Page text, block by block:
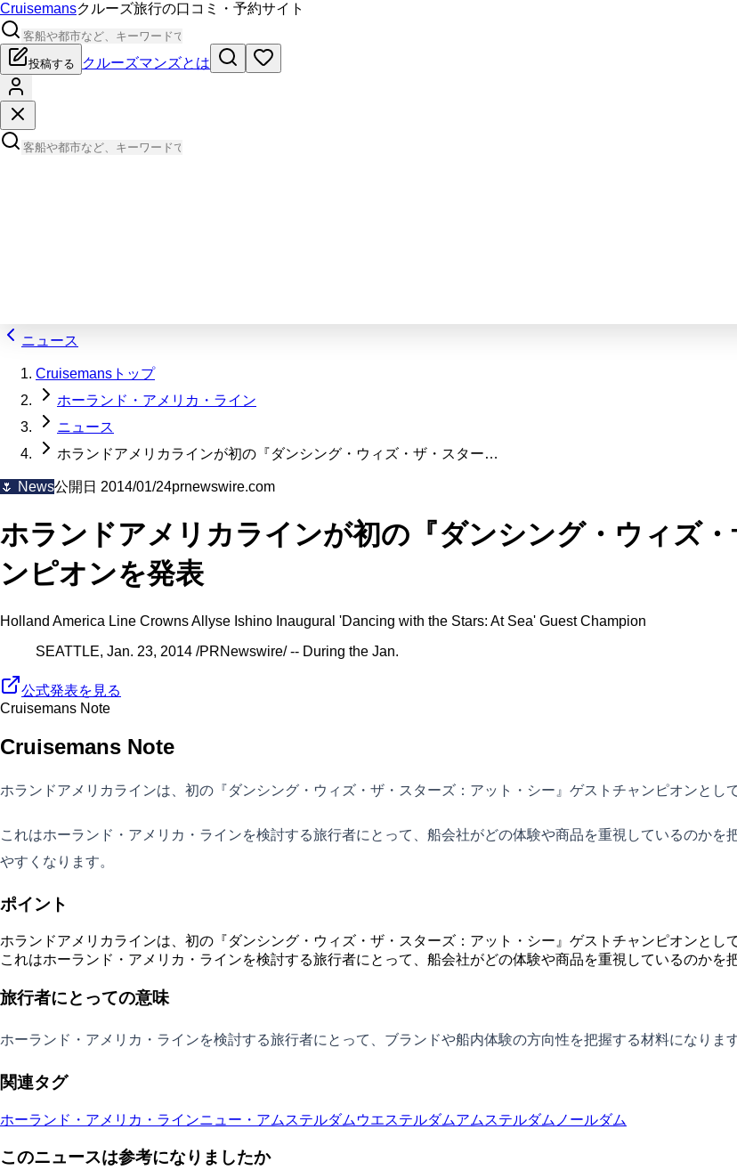
Cruisemansクルーズ旅行の口コミ・予約サイト
投稿する クルーズマンズとは
ニュース
Cruisemansトップ
ホーランド・アメリカ・ライン
ニュース
ホランドアメリカラインが初の『ダンシング・ウィズ・ザ・スター…
🌷 News公開日 2014/01/24prnewswire.com
ホランドアメリカラインが初の『ダンシング・ウィズ
ンピオンを発表
Holland America Line Crowns Allyse Ishino Inaugural 'Dancing with the Stars: At Sea' Guest Champion
SEATTLE, Jan. 23, 2014 /PRNewswire/ -- During the Jan.
公式発表を見る
Cruisemans Note
Cruisemans Note
ホランドアメリカラインは、初の『ダンシング・ウィズ・ザ・スターズ：アット・シー』ゲストチャンピオンとし
これはホーランド・アメリカ・ラインを検討する旅行者にとって、船会社がどの体験や商品を重視しているのか
やすくなります。
ポイント
ホランドアメリカラインは、初の『ダンシング・ウィズ・ザ・スターズ：アット・シー』ゲストチャンピオンとし
これはホーランド・アメリカ・ラインを検討する旅行者にとって、船会社がどの体験や商品を重視しているのかを
旅行者にとっての意味
ホーランド・アメリカ・ラインを検討する旅行者にとって、ブランドや船内体験の方向性を把握する材料になります
関連タグ
ホーランド・アメリカ・ラインニュー・アムステルダム ウエステルダムアムステルダム ノールダム
このニュースは参考になりましたか